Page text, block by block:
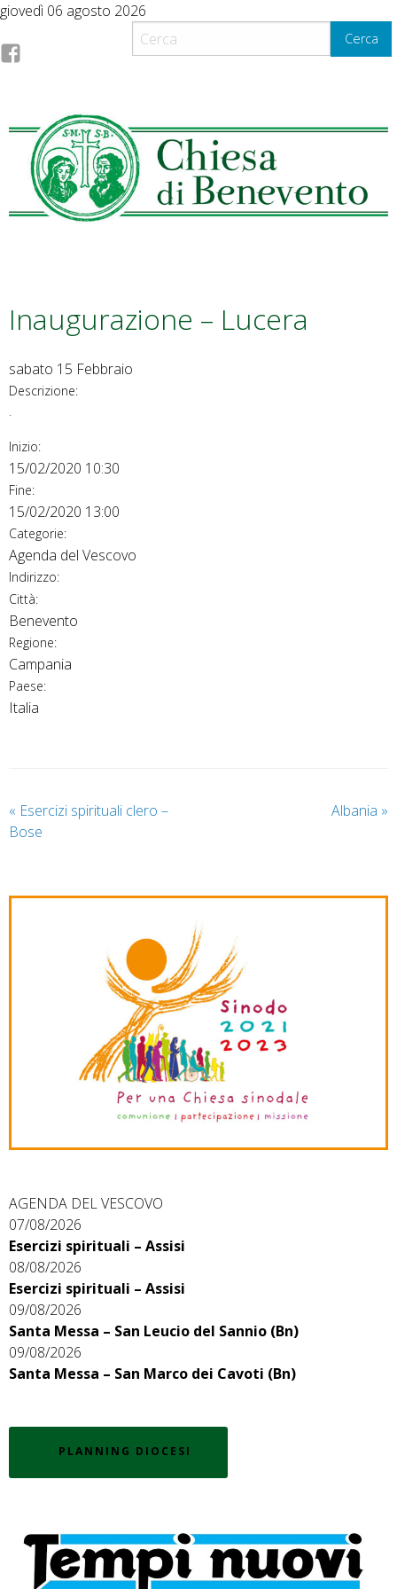
S
giovedì 06 agosto 2026
o
k
Cerca
Inaugurazione – Lucera
sabato 15 Febbraio
Descrizione:
.
Inizio:
15/02/2020 10:30
Fine:
15/02/2020 13:00
Categorie:
Agenda del Vescovo
Indirizzo:
Città:
Benevento
Regione:
Campania
Paese:
Italia
« Esercizi spirituali clero –
Bose
Albania »
AGENDA DEL VESCOVO
07/08/2026
Esercizi spirituali – Assisi
08/08/2026
Esercizi spirituali – Assisi
09/08/2026
Santa Messa – San Leucio del Sannio (Bn)
09/08/2026
Santa Messa – San Marco dei Cavoti (Bn)
PLANNING DIOCESI